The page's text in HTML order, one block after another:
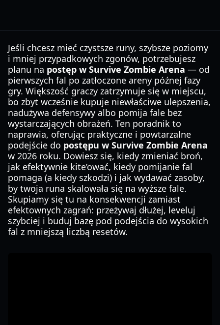
Jeśli chcesz mieć czystsze runy, szybsze poziomy
i mniej przypadkowych zgonów, potrzebujesz
planu na postęp w Survive Zombie Arena — od
pierwszych fal po zatłoczone areny późnej fazy
gry. Większość graczy zatrzymuje się w miejscu,
bo zbyt wcześnie kupuje niewłaściwe ulepszenia,
nadużywa defensywy albo pomija fale bez
wystarczających obrażeń. Ten poradnik to
naprawia, oferując praktyczne i powtarzalne
podejście do postępu w Survive Zombie Arena
w 2026 roku. Dowiesz się, kiedy zmieniać broń,
jak efektywnie kite’ować, kiedy pomijanie fal
pomaga (a kiedy szkodzi) i jak wydawać zasoby,
by twoja runa skalowała się na wyższe fale.
Skupiamy się tu na konsekwencji zamiast
efektownych zagrań: przeżywaj dłużej, leveluj
szybciej i buduj bazę pod podejścia do wysokich
fal z mniejszą liczbą resetów.